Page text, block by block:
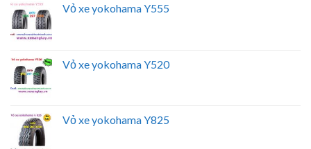
Vỏ xe yokohama Y555
Vỏ xe yokohama Y520
Vỏ xe yokohama Y825